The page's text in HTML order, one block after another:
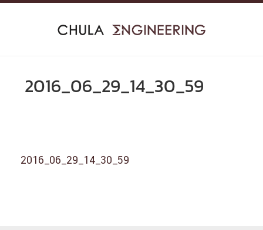
Skip
2016_06_29_14_30_59
2016_06_29_14_30_59